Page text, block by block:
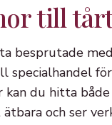
till
besprutade
specialhandel
du hitta
och ser